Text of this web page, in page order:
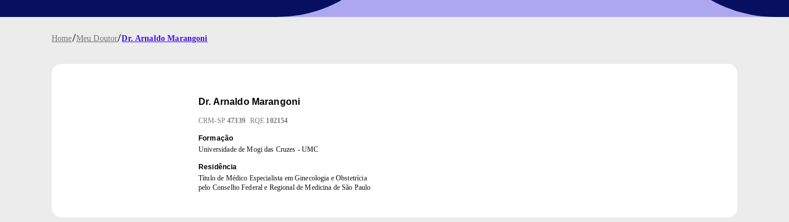
Home/Meu Doutor/Dr. Arnaldo Marangoni
Dr. Arnaldo Marangoni
CRM-SP 47339 RQE 102154
Formação
Universidade de Mogi das Cruzes - UMC
Residência
Título de Médico Especialista em Ginecologia e Obstetrícia
pelo Conselho Federal e Regional de Medicina de São Paulo